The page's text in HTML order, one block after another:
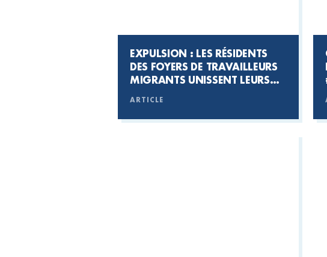
EXPULSION : LES RÉSIDENTS
DES FOYERS DE TRAVAILLEURS
MIGRANTS UNISSENT LEURS
ARTICLE